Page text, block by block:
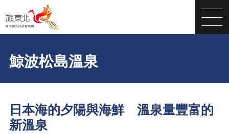
鯨波松島溫泉
日本海的夕陽與海鮮 溫泉量豐富的
新溫泉